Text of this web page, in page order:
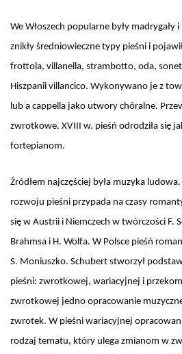
We Włoszech popularne były madrygały
znikły średniowieczne typy pieśni i
frottola, villanella, strambotto, oda,
Hiszpanii villancico. Wykonywano je z
lub a cappella jako utwory chóralne.
zwrotkowe. XVIII w. pieśń odrodziła się
fortepianom.
Źródłem najczęściej była muzyka
rozwoju pieśni przypada na czasy
się w Austrii i Niemczech w twórczości F.
Brahmsa i H. Wolfa. W Polsce pieśń
S. Moniuszko. Schubert stworzył
pieśni: zwrotkowej, wariacyjnej i
zwrotkowej jedno opracowanie
zwrotek. W pieśni wariacyjnej
rodzaj tematu, który ulega zmianom w